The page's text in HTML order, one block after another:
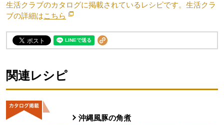
生活クラブのカタログに掲載されているレシピです。生活クラ
ブの詳細はこちら 別のウィンドウで開きます。
関連レシピ
沖縄風豚の角煮